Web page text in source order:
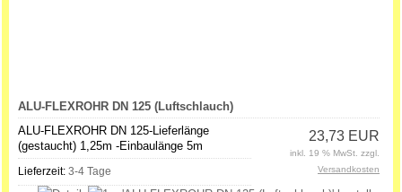
ALU-FLEXROHR DN 125 (Luftschlauch)
ALU-FLEXROHR DN 125-Lieferlänge
(gestaucht) 1,25m -Einbaulänge 5m
Lieferzeit: 3-4 Tage
23,73 EUR
inkl. 19 % MwSt. zzgl.
Versandkosten